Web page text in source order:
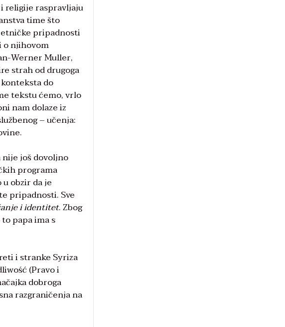
religije raspravljaju
time što
etničke pripadnosti
o njihovom
Werner Muller,
strah od drugoga
do
tekstu ćemo, vrlo
nam dolaze iz
– učenja:
nije još dovoljno
programa
obzir da je
pripadnosti. Sve
i identitet. Zbog
papa ima s
i stranke Syriza
(Pravo i
dobroga
razgraničenja na